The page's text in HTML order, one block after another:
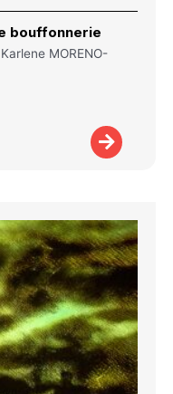
bouffonnerie
MORENO-